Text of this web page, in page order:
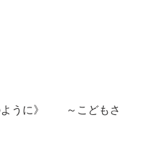
ように》　　～こどもさ